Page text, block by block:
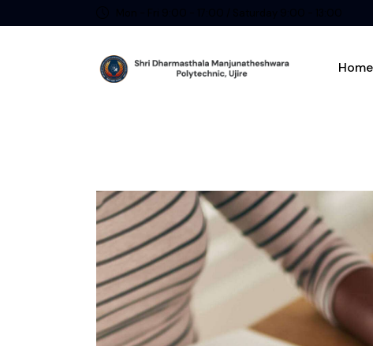
Home